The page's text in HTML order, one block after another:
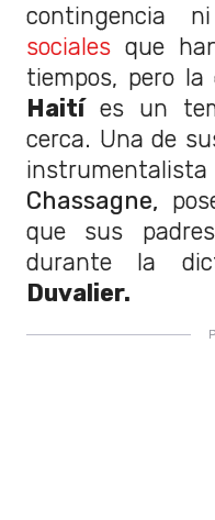
contingencia
sociales que
tiempos, pero la
Haitíes un
cerca. Una de
Chassagne,
que sus
durante la
Duvalier.